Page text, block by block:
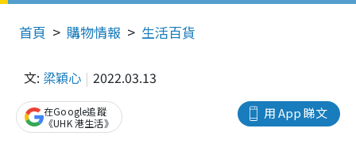
首頁 購物情報 生活百貨
文: 梁穎心 2022.03.13
用 App 睇文
在Google追蹤
《UHK 港生活》